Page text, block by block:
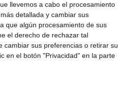
llevemos a cabo el procesamiento
detallada y cambiar sus
que algún procesamiento de sus
el derecho de rechazar tal
cambiar sus preferencias o retirar su
en el botón "Privacidad" en la parte